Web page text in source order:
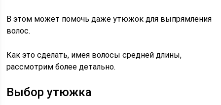
В этом может помочь даже утюжок для выпрямления
волос.
Как это сделать, имея волосы средней длины,
рассмотрим более детально.
Выбор утюжка